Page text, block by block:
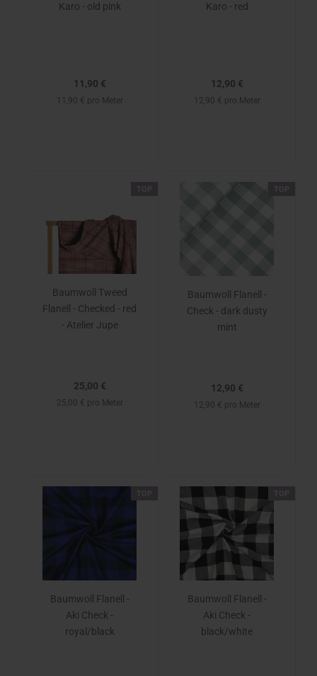
Karo - old pink
11,90 €
11,90 € pro Meter
Karo - red
12,90 €
12,90 € pro Meter
Baumwoll Tweed
Flanell - Checked - red
- Atelier Jupe
25,00 €
25,00 € pro Meter
Baumwoll Flanell -
Check - dark dusty
mint
12,90 €
12,90 € pro Meter
Baumwoll Flanell -
Aki Check -
royal/black
Baumwoll Flanell -
Aki Check -
black/white